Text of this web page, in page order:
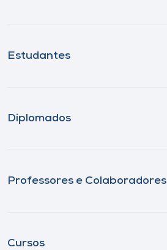
Estudantes
Diplomados
Professores e Colaboradores
Cursos